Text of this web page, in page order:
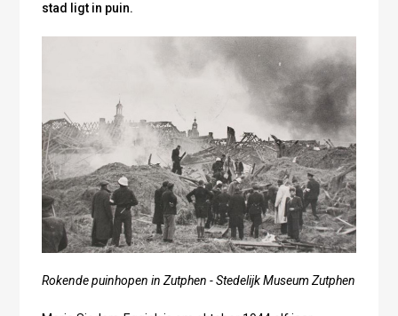
stad ligt in puin.
Rokende puinhopen in Zutphen - Stedelijk Museum Zutphen